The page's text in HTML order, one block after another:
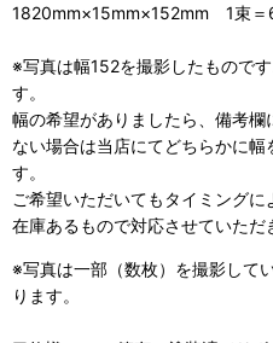
1820mm×15mm×152mm 1束＝6
※写真は幅152を撮影したもので
す。
幅の希望がありましたら、備考欄
ない場合は当店にてどちらかに
す。
ご希望いただいてもタイミング
在庫あるもので対応させていただ
※写真は一部（数枚）を撮影して
ります。